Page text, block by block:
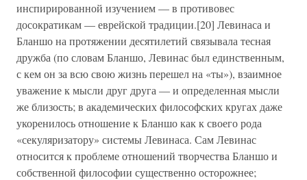
инспирированной изучением — в противовес
досократикам — еврейской традиции.[20] Левинаса и
Бланшо на протяжении десятилетий связывала тесная
дружба (по словам Бланшо, Левинас был единственным,
с кем он за всю свою жизнь перешел на «ты»), взаимное
уважение к мысли друг друга — и определенная мысли
же близость; в академических философских кругах даже
укоренилось отношение к Бланшо как к своего рода
«секуляризатору» системы Левинаса. Сам Левинас
относится к проблеме отношений творчества Бланшо и
собственной философии существенно осторожнее;